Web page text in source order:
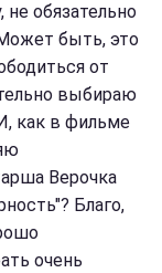
не обязательно
быть, это
от
выбираю
как в фильме
Верочка
Благо,
очень